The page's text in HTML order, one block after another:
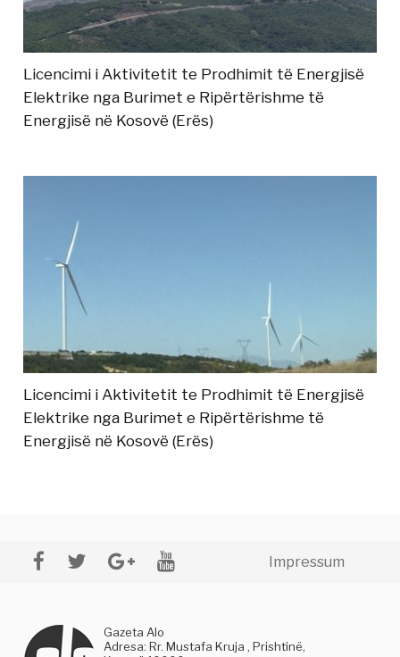
Licencimi i Aktivitetit te Prodhimit të Energjisë
Elektrike nga Burimet e Ripërtërishme të
Energjisë në Kosovë (Erës)
Licencimi i Aktivitetit te Prodhimit të Energjisë
Elektrike nga Burimet e Ripërtërishme të
Energjisë në Kosovë (Erës)
Impressum
Gazeta Alo
Adresa: Rr. Mustafa Kruja , Prishtinë,